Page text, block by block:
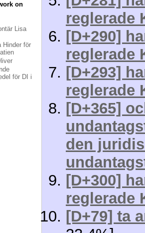
on
Lisa
Hinder för
för DI i
reglerade
[D+290]
reglerade
[D+293]
reglerade
[D+365]
den
[D+300]
reglerade
[D+79] ta